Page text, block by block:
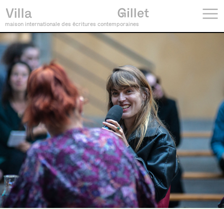
maison internationale des écritures contemporaines